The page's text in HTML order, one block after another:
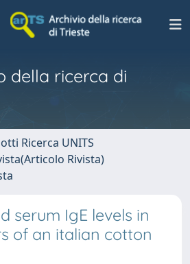
della ricerca di
Ricerca UNITS
Rivista)
serum IgE levels in
of an italian cotton